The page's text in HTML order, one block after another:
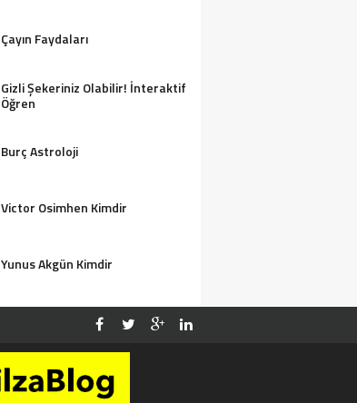
Çayın Faydaları
Gizli Şekeriniz Olabilir! İnteraktif
Öğren
Burç Astroloji
Victor Osimhen Kimdir
Yunus Akgün Kimdir